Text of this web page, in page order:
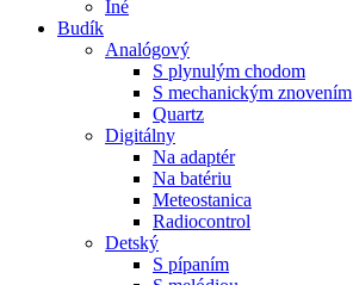
Iné
Budík
Analógový
S plynulým chodom
S mechanickým znovením
Quartz
Digitálny
Na adaptér
Na batériu
Meteostanica
Radiocontrol
Detský
S pípaním